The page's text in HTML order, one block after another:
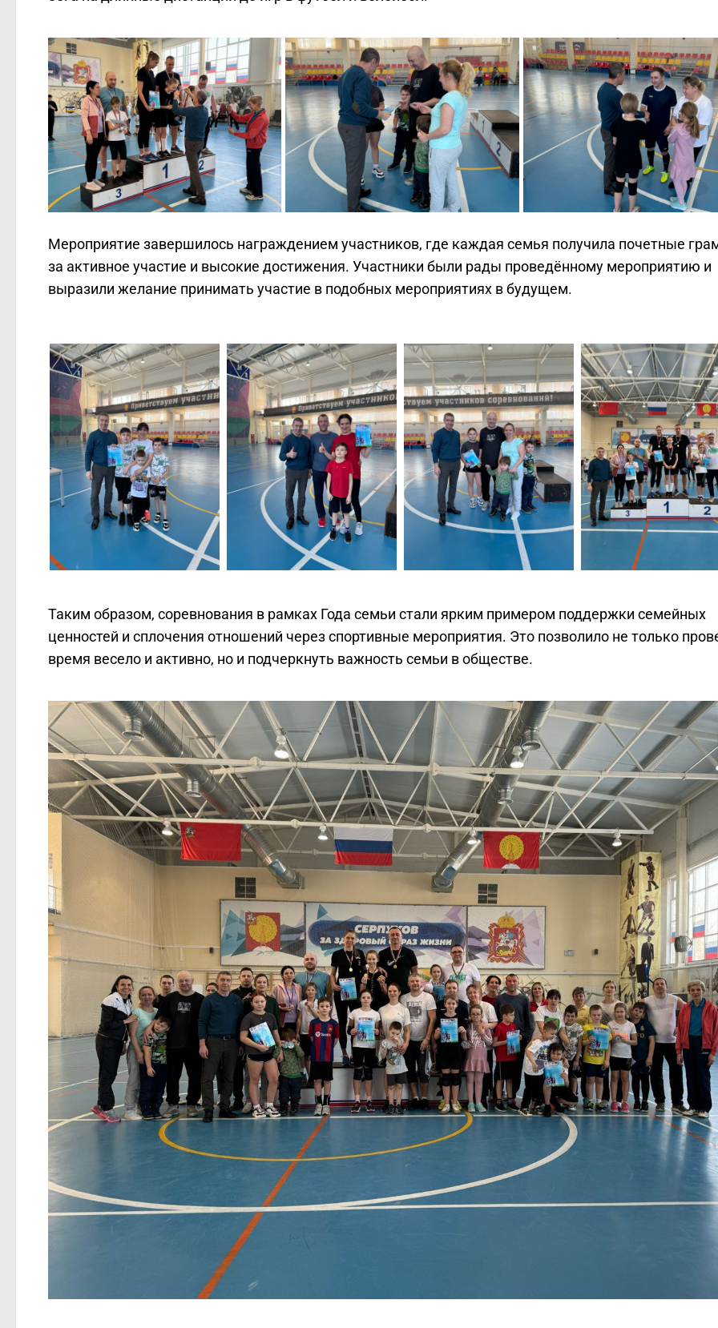
Мероприятие завершилось награждением участников, где каждая семья получила почетные
за активное участие и высокие достижения. Участники были рады проведённому мероприятию и
выразили желание принимать участие в подобных мероприятиях в будущем.
Таким образом, соревнования в рамках Года семьи стали ярким примером поддержки семейных
ценностей и сплочения отношений через спортивные мероприятия. Это позволило не только
время весело и активно, но и подчеркнуть важность семьи в обществе.